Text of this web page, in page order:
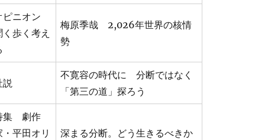
ピニオン
く歩く考え
梅原季哉 2,026年世界の核情
勢
説
不寛容の時代に 分断ではなく
「第三の道」探ろう
集 劇作
・平田オリ
深まる分断。どう生きるべきか